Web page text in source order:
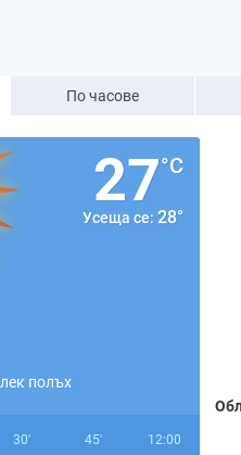
По часове
27°C
Усеща се: 28°
лек полъх
30' 45' 12:00